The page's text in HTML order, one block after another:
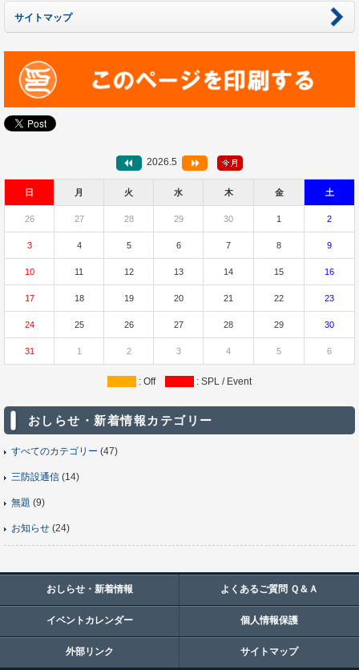
サイトマップ
2026.5
日 月 火 水 木 金 土
26 27 28 29 30 1 2
3 4 5 6 7 8 9
10 11 12 13 14 15 16
17 18 19 20 21 22 23
24 25 26 27 28 29 30
31 1 2 3 4 5 6
: Off : SPL / Event
おしらせ・新着情報カテゴリー
すべてのカテゴリー (47)
三防設通信 (14)
無題 (9)
お知らせ (24)
おしらせ・新着情報 よくあるご質問 Ｑ＆Ａ
イベントカレンダー 個人情報保護
外部リンク サイトマップ